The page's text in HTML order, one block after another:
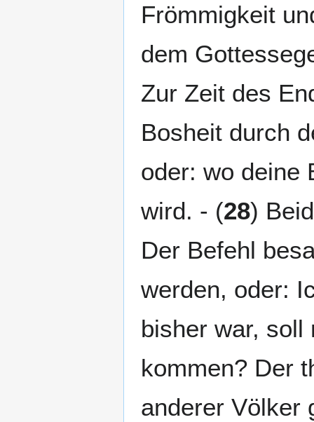
Frömmigkeit
dem
Zur Zeit des
Bosheit durch
oder: wo deine
wird. - (28)
Der Befehl
werden, oder:
bisher war, soll
kommen? Der
anderer Völker